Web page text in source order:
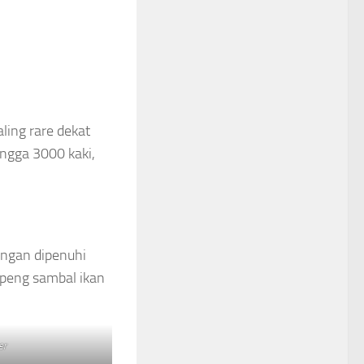
rare dekat
3000 kaki,
dipenuhi
sambal ikan